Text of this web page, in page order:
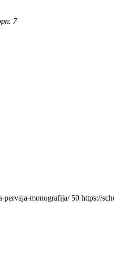
7
pervaja-monografija/ 50 https://